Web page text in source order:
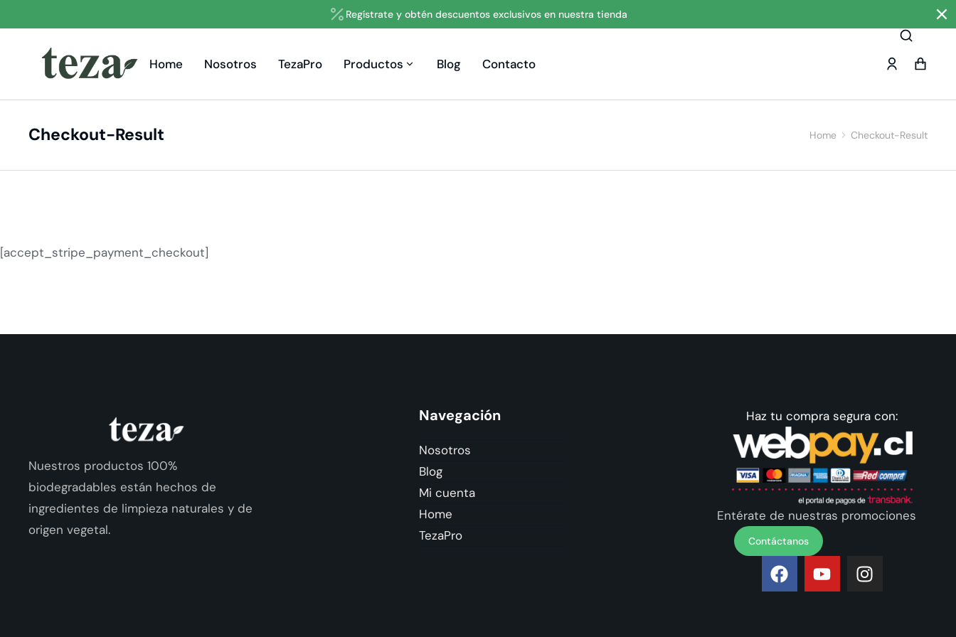
Regístrate y obtén descuentos exclusivos en nuestra tienda
Home Nosotros TezaPro Productos Blog Contacto
Checkout-Result Home Checkout-Result
[accept_stripe_payment_checkout]
Nuestros productos 100%
biodegradables están hechos de
ingredientes de limpieza naturales y de
origen vegetal.
Navegación
Nosotros
Blog
Mi cuenta
Home
TezaPro
Haz tu compra segura con:
Entérate de nuestras promociones
Contáctanos